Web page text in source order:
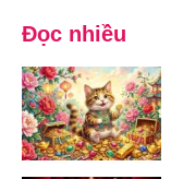
Đọc nhiều